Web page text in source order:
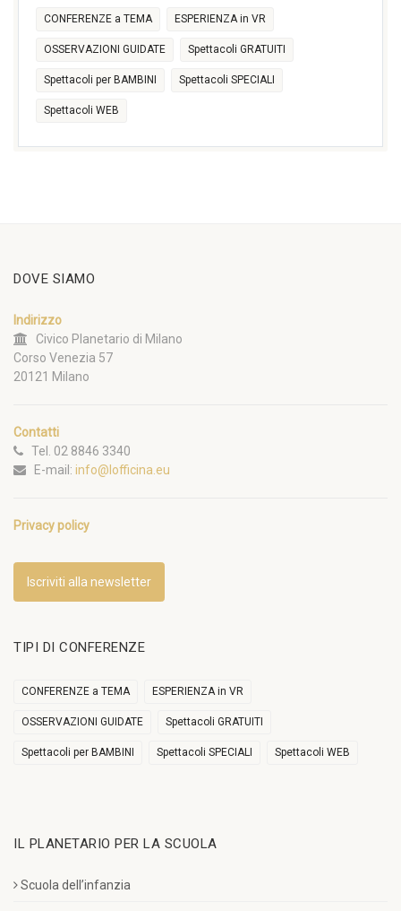
CONFERENZE a TEMA ESPERIENZA in VR
OSSERVAZIONI GUIDATE Spettacoli GRATUITI
Spettacoli per BAMBINI Spettacoli SPECIALI
Spettacoli WEB
DOVE SIAMO
Indirizzo
Civico Planetario di Milano
Corso Venezia 57
20121 Milano
Contatti
Tel. 02 8846 3340
E-mail: info@lofficina.eu
Privacy policy
Iscriviti alla newsletter
TIPI DI CONFERENZE
CONFERENZE a TEMA ESPERIENZA in VR
OSSERVAZIONI GUIDATE Spettacoli GRATUITI
Spettacoli per BAMBINI Spettacoli SPECIALI Spettacoli WEB
IL PLANETARIO PER LA SCUOLA
Scuola dell’infanzia